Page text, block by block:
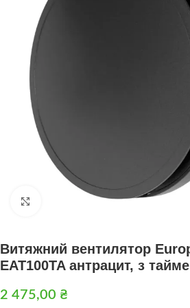
Натисніть, щоб збільшити
Витяжний вентилятор
EAT100TA антрацит, з
2 475,00 ₴